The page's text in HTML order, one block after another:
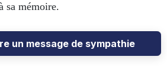
sa mémoire.
un message de sympathie